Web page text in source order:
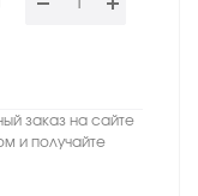
заказ на сайте
и получайте